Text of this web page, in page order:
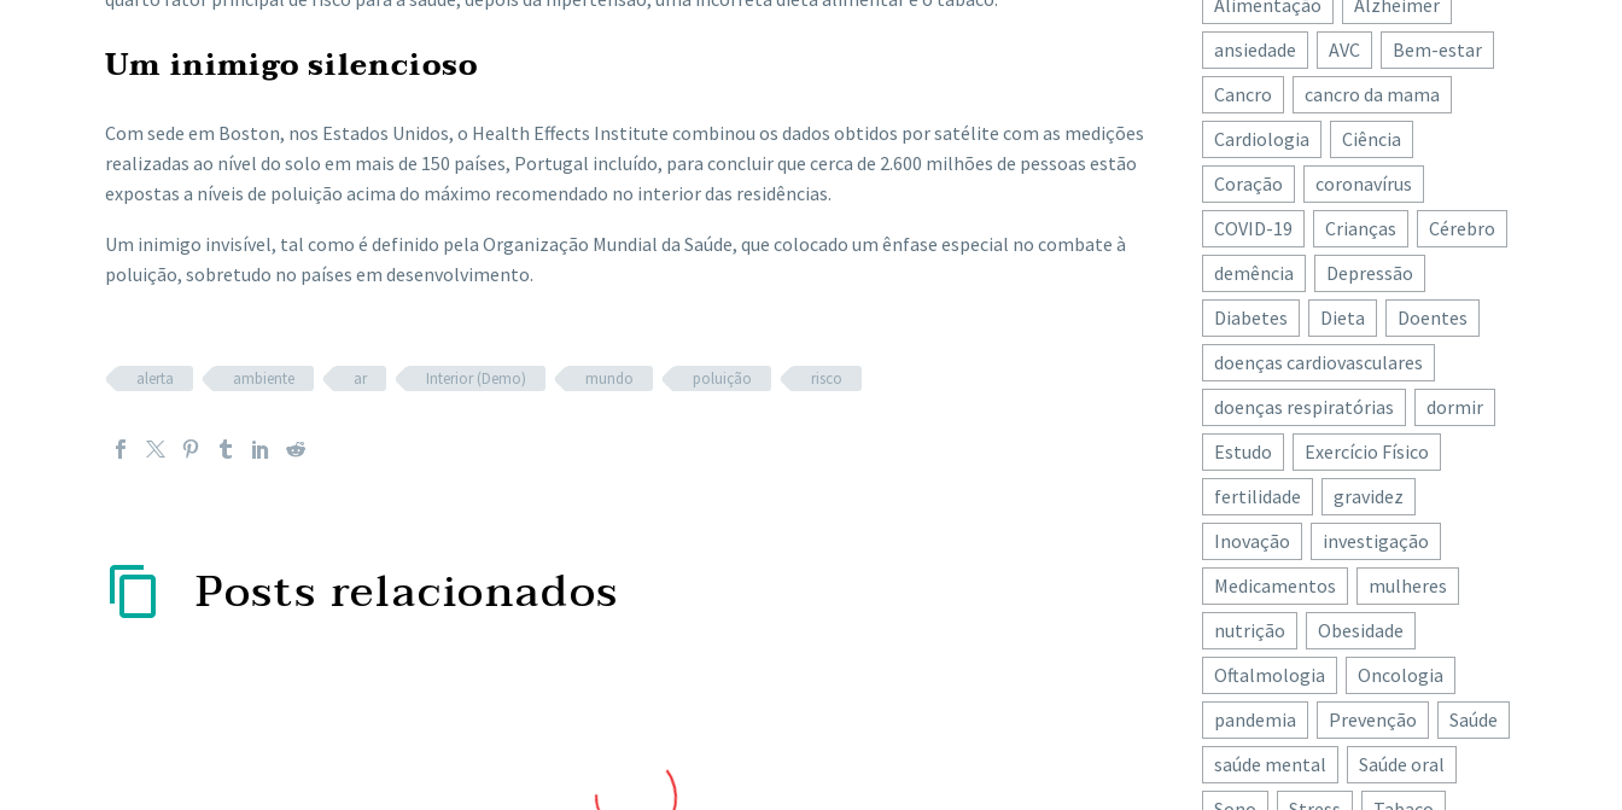
Um inimigo silencioso
Com sede em Boston, nos Estados Unidos, o Health Effects Institute combinou os dados obtidos por satélite com as medições
realizadas ao nível do solo em mais de 150 países, Portugal incluído, para concluir que cerca de 2.600 milhões de pessoas estão
expostas a níveis de poluição acima do máximo recomendado no interior das residências.
Um inimigo invisível, tal como é definido pela Organização Mundial da Saúde, que colocado um ênfase especial no combate à
poluição, sobretudo no países em desenvolvimento.
alerta ambiente ar Interior (Demo) mundo poluição risco
Posts relacionados
Alimentação
Alzheimer
ansiedade
AVC
Bem-estar
Cancro
cancro da mama
Cardiologia
Ciência
Coração
coronavírus
COVID-19
Crianças
Cérebro
demência
Depressão
Diabetes
Dieta
Doentes
doenças cardiovasculares
doenças respiratórias
dormir
Estudo
Exercício Físico
fertilidade
gravidez
Inovação
investigação
Medicamentos
mulheres
nutrição
Obesidade
Oftalmologia
Oncologia
pandemia
Prevenção
Saúde
saúde mental
Saúde oral